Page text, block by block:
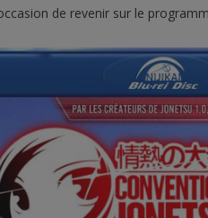
de revenir sur le